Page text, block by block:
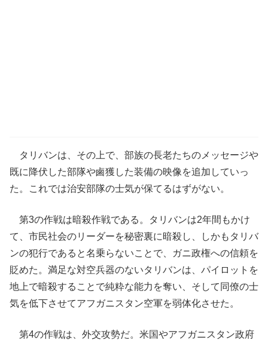
タリバンは、その上で、部族の長老たちのメッセージや
既に降伏した部隊や鹵獲した装備の映像を追加していっ
た。これでは治安部隊の士気が保てるはずがない。
第3の作戦は暗殺作戦である。タリバンは2年間もかけ
て、市民社会のリーダーを秘密裏に暗殺し、しかもタリバ
ンの犯行であると名乗らないことで、ガニ政権への信頼を
貶めた。満足な対空兵器のないタリバンは、パイロットを
地上で暗殺することで純粋な能力を奪い、そして同僚の士
気を低下させてアフガニスタン空軍を弱体化させた。
第4の作戦は、外交攻勢だ。米国やアフガニスタン政府